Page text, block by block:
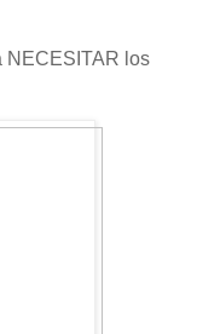
NECESITAR los